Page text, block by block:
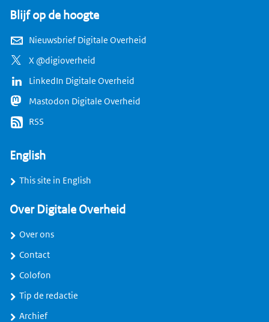
Blijf op de hoogte
Nieuwsbrief Digitale Overheid
X @digioverheid
LinkedIn Digitale Overheid
Mastodon Digitale Overheid
RSS
English
This site in English
Over Digitale Overheid
Over ons
Contact
Colofon
Tip de redactie
Archief